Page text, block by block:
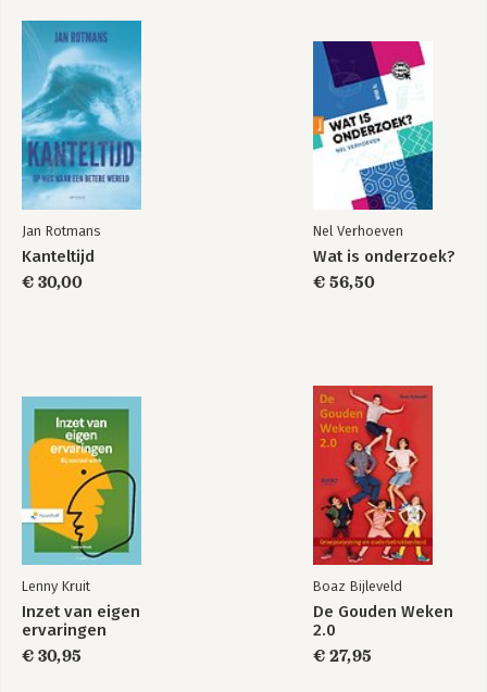
Jan Rotmans
Kanteltijd
€ 30,00
Nel Verhoeven
Wat is onderzoek?
€ 56,50
Lenny Kruit
Inzet van eigen
ervaringen
€ 30,95
Boaz Bijleveld
De Gouden Weken
2.0
€ 27,95